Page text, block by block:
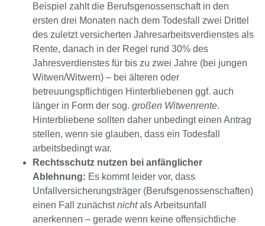
Beispiel zahlt die Berufsgenossenschaft in den
ersten drei Monaten nach dem Todesfall zwei Drittel
des zuletzt versicherten Jahresarbeitsverdienstes als
Rente, danach in der Regel rund 30% des
Jahresverdienstes für bis zu zwei Jahre (bei jungen
Witwen/Witwern) – bei älteren oder
betreuungspflichtigen Hinterbliebenen ggf. auch
länger in Form der sog. großen Witwenrente.
Hinterbliebene sollten daher unbedingt einen Antrag
stellen, wenn sie glauben, dass ein Todesfall
arbeitsbedingt war.
Rechtsschutz nutzen bei anfänglicher
Ablehnung: Es kommt leider vor, dass
Unfallversicherungsträger (Berufsgenossenschaften)
einen Fall zunächstnichtals Arbeitsunfall
anerkennen – gerade wenn keine offensichtliche